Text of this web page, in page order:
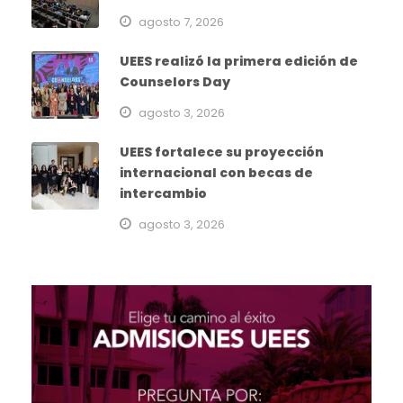
agosto 7, 2026
UEES realizó la primera edición de
Counselors Day
agosto 3, 2026
UEES fortalece su proyección
internacional con becas de
intercambio
agosto 3, 2026